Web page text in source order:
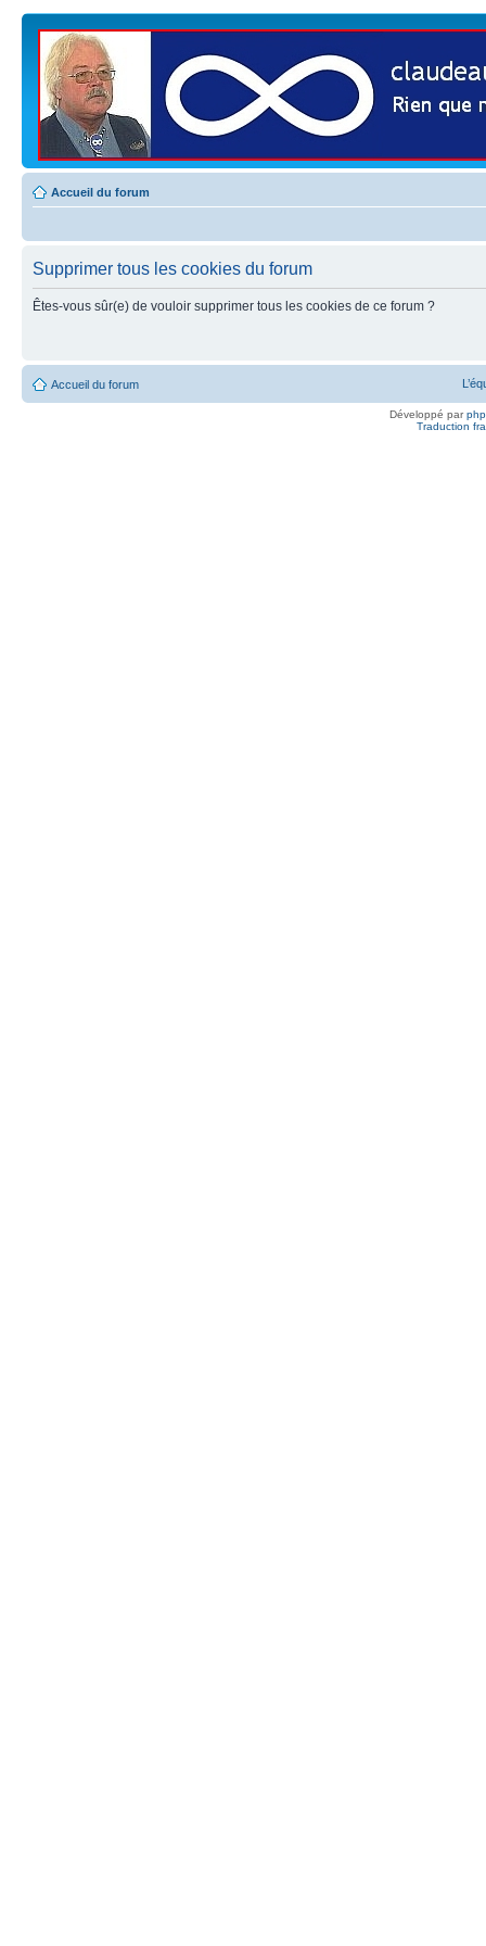
Accueil du forum
Supprimer tous les cookies du forum
Êtes-vous sûr(e) de vouloir supprimer tous les cookies de ce forum ?
Accueil du forum
Développé par
Traduction